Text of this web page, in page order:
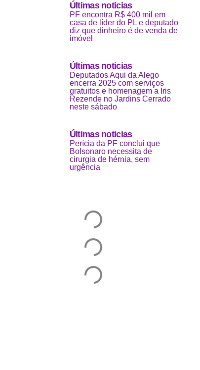
Últimas noticias
PF encontra R$ 400 mil em
casa de líder do PL e deputado
diz que dinheiro é de venda de
imóvel
Últimas noticias
Deputados Aqui da Alego
encerra 2025 com serviços
gratuitos e homenagem a Iris
Rezende no Jardins Cerrado
neste sábado
Últimas noticias
Perícia da PF conclui que
Bolsonaro necessita de
cirurgia de hérnia, sem
urgência